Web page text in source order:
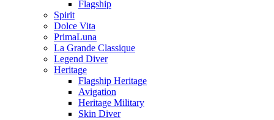
Flagship
Spirit
Dolce Vita
PrimaLuna
La Grande Classique
Legend Diver
Heritage
Flagship Heritage
Avigation
Heritage Military
Skin Diver